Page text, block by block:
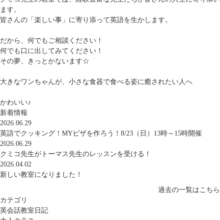
ます。
皆さんの「楽しい事」に寄り添って英語を生かします。
だから、何でもご相談ください！
何でも口に出してみてください！
その夢、きっとかないます☆
大きなワンちゃんが、小さな食器で食べる姿に癒されたい人へ
かわいい♪
新着情報
2026.06.29
英語でクッキング！MYピザを作ろう！8/23（日）13時～15時開催
2026.06.29
クミコ先生がトーマス先生のレッスンを受ける！
2026.04.02
新しい教室になりました！
過去の一覧はこちら
カテゴリ
英会話教室日記